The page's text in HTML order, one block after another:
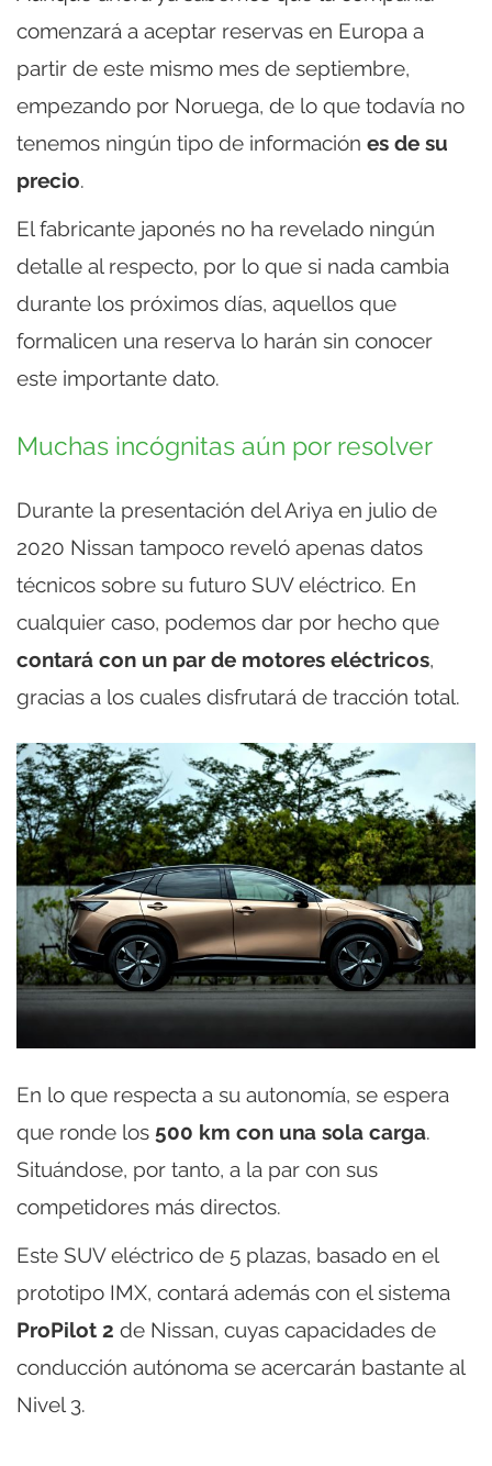
comenzará a aceptar reservas en Europa a
partir de este mismo mes de septiembre,
empezando por Noruega, de lo que todavía no
tenemos ningún tipo de información es de su
precio.
El fabricante japonés no ha revelado ningún
detalle al respecto, por lo que si nada cambia
durante los próximos días, aquellos que
formalicen una reserva lo harán sin conocer
este importante dato.
Muchas incógnitas aún por resolver
Durante la presentación del Ariya en julio de
2020 Nissan tampoco reveló apenas datos
técnicos sobre su futuro SUV eléctrico. En
cualquier caso, podemos dar por hecho que
contará con un par de motores eléctricos,
gracias a los cuales disfrutará de tracción total.
En lo que respecta a su autonomía, se espera
que ronde los 500 km con una sola carga.
Situándose, por tanto, a la par con sus
competidores más directos.
Este SUV eléctrico de 5 plazas, basado en el
prototipo IMX, contará además con el sistema
ProPilot 2 de Nissan, cuyas capacidades de
conducción autónoma se acercarán bastante al
Nivel 3.